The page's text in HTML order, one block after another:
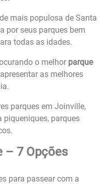
mais populosa de Santa
por seus parques bem
todas as idades.
o melhor parque
as melhores
parques em Joinville,
piqueniques, parques
– 7 Opções
para passear com a